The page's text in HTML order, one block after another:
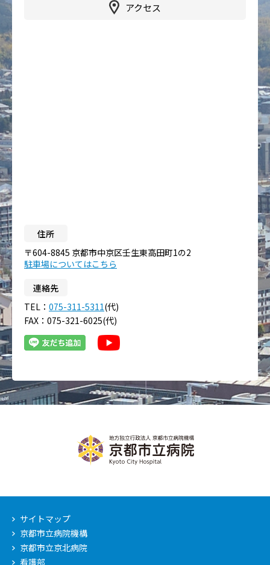
アクセス
住所
〒604-8845 京都市中京区壬生東高田町1の2
駐車場についてはこちら
連絡先
TEL： 075-311-5311(代)
FAX：075-321-6025(代)
サイトマップ
京都市立病院機構
京都市立京北病院
看護部